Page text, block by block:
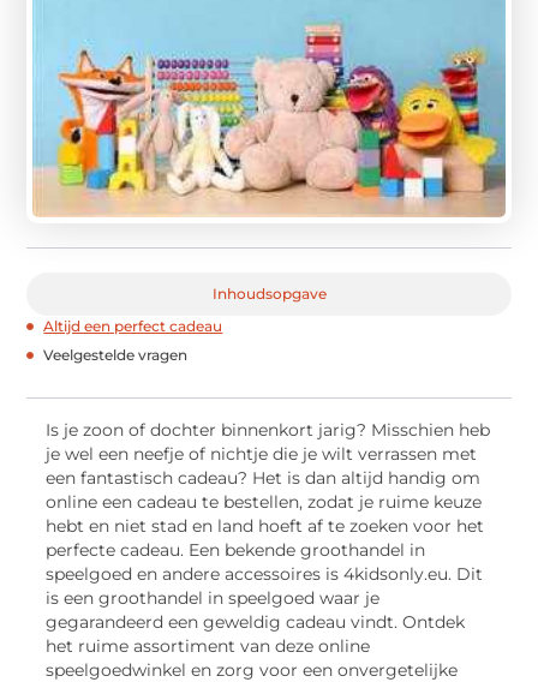
Inhoudsopgave
Altijd een perfect cadeau
Veelgestelde vragen
Is je zoon of dochter binnenkort jarig? Misschien heb
je wel een neefje of nichtje die je wilt verrassen met
een fantastisch cadeau? Het is dan altijd handig om
online een cadeau te bestellen, zodat je ruime keuze
hebt en niet stad en land hoeft af te zoeken voor het
perfecte cadeau. Een bekende groothandel in
speelgoed en andere accessoires is 4kidsonly.eu. Dit
is een groothandel in speelgoed waar je
gegarandeerd een geweldig cadeau vindt. Ontdek
het ruime assortiment van deze online
speelgoedwinkel en zorg voor een onvergetelijke